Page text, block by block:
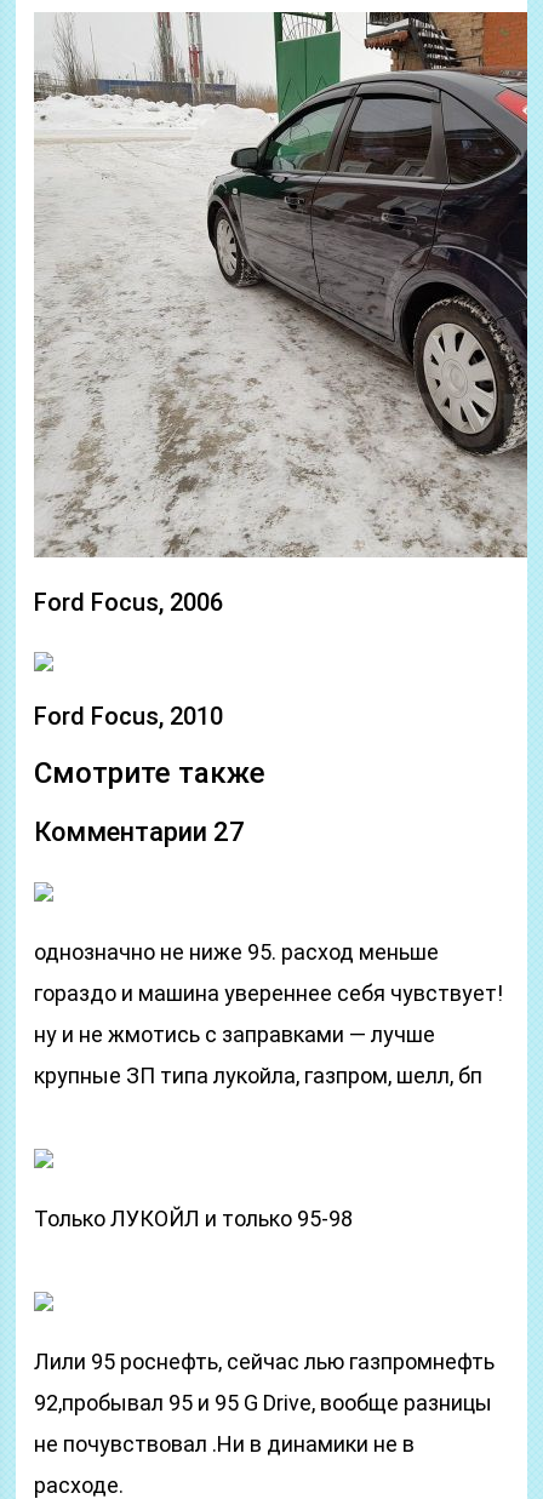
Ford Focus, 2006
Ford Focus, 2010
Смотрите также
Комментарии 27
однозначно не ниже 95. расход меньше
гораздо и машина увереннее себя чувствует!
ну и не жмотись с заправками — лучше
крупные ЗП типа лукойла, газпром, шелл, бп
Только ЛУКОЙЛ и только 95-98
Лили 95 роснефть, сейчас лью газпромнефть
92,пробывал 95 и 95 G Drive, вообще разницы
не почувствовал .Ни в динамики не в
расходе.